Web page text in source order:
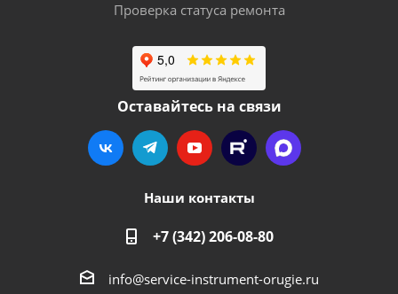
Проверка статуса ремонта
Оставайтесь на связи
Наши контакты
+7 (342) 206-08-80
info@service-instrument-orugie.ru